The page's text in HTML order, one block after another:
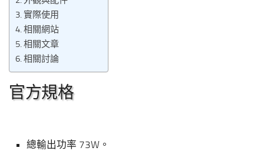
實際使用
相關網站
相關文章
相關討論
官方規格
總輸出功率 73W。